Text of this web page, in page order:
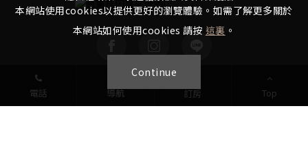
最新消息
電話 導航 訂房 Top
本網站使用cookies以提供更好的瀏覽體驗。如需了解更多關於
本網站如何使用cookies 請按 這裏 。
Continue